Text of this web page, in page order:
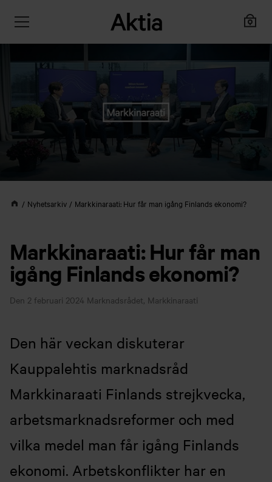
Nyhetsarkiv Markkinaraati: Hur får man igång Finlands ekonomi?
Markkinaraati: Hur får man
igång Finlands ekonomi?
Den 2 februari 2024 Marknadsrådet, Markkinaraati
Den här veckan diskuterar
Kauppalehtis marknadsråd
Markkinaraati Finlands strejkvecka,
arbetsmarknadsreformer och med
vilka medel man får igång Finlands
ekonomi. Arbetskonflikter har en